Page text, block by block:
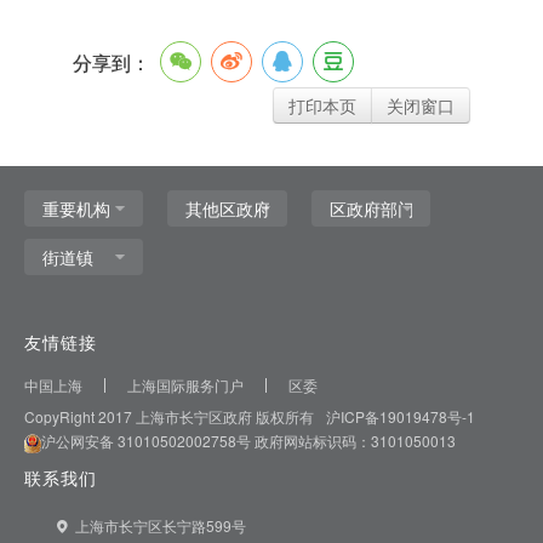
分享到：
打印本页 关闭窗口
友情链接
中国上海 上海国际服务门户
区委
CopyRight 2017 上海市长宁区政府 版权所有 沪ICP备19019478号-1
沪公网安备 31010502002758号政府网站标识码：3101050013
联系我们
上海市长宁区长宁路599号